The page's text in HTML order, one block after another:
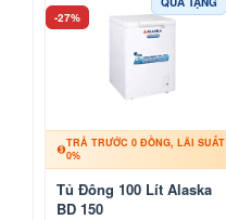
-27%
TRẢ TRƯỚC 0 ĐỒNG, LÃI SUẤT
0%
Tủ Đông 100 Lít Alaska
BD 150